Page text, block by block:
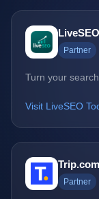
LiveSEO
Partner
Turn your
Visit LiveSEO
Trip.com
Partner